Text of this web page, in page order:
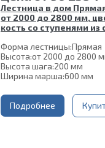
Лестница в дом
от 2000 до 2800 мм,
кость со ступенями из
Форма лестницы:Прямая
Высота:от 2000 до 2800
Высота шага:200 мм
Ширина марша:600 мм
Толщина ступени:40 мм
Угол наклона:
Глубина ступени:
300 мм
Подробнее